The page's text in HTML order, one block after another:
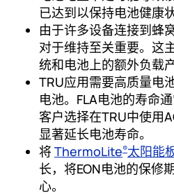
已达到以保持电池健康状
由于许多设备连接到蜂
对于维持至关重要。这
统和电池上的额外负载
TRU应用需要高质量电
电池。FLA电池的寿命
客户选择在TRU中使用
显著延长电池寿命。
将 ThermoLite®太阳能
长，将EON电池的保修
心。